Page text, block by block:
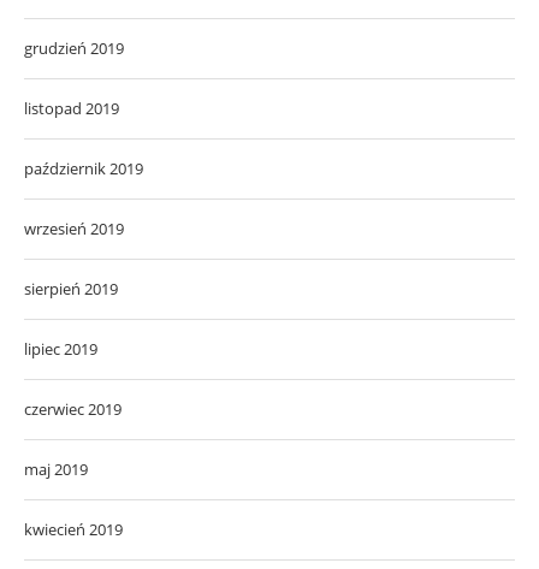
grudzień 2019
listopad 2019
październik 2019
wrzesień 2019
sierpień 2019
lipiec 2019
czerwiec 2019
maj 2019
kwiecień 2019